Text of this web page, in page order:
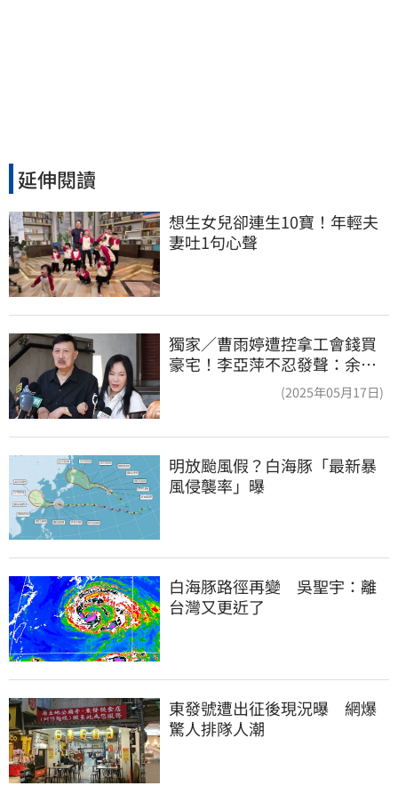
延伸閱讀
想生女兒卻連生10寶！年輕夫
妻吐1句心聲
獨家／曹雨婷遭控拿工會錢買
豪宅！李亞萍不忍發聲：余天
(2025年05月17日)
明放颱風假？白海豚「最新暴
風侵襲率」曝
白海豚路徑再變　吳聖宇：離
台灣又更近了
東發號遭出征後現況曝　網爆
驚人排隊人潮